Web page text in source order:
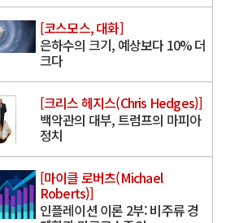
[코스모스, 대화]
은하수의 크기, 예상보다 10% 더
크다
[크리스 헤지스(Chris Hedges)]
백악관의 대부, 트럼프의 마피아
정치
[마이클 로버츠(Michael
Roberts)]
인플레이션 이론 2부: 비주류 경